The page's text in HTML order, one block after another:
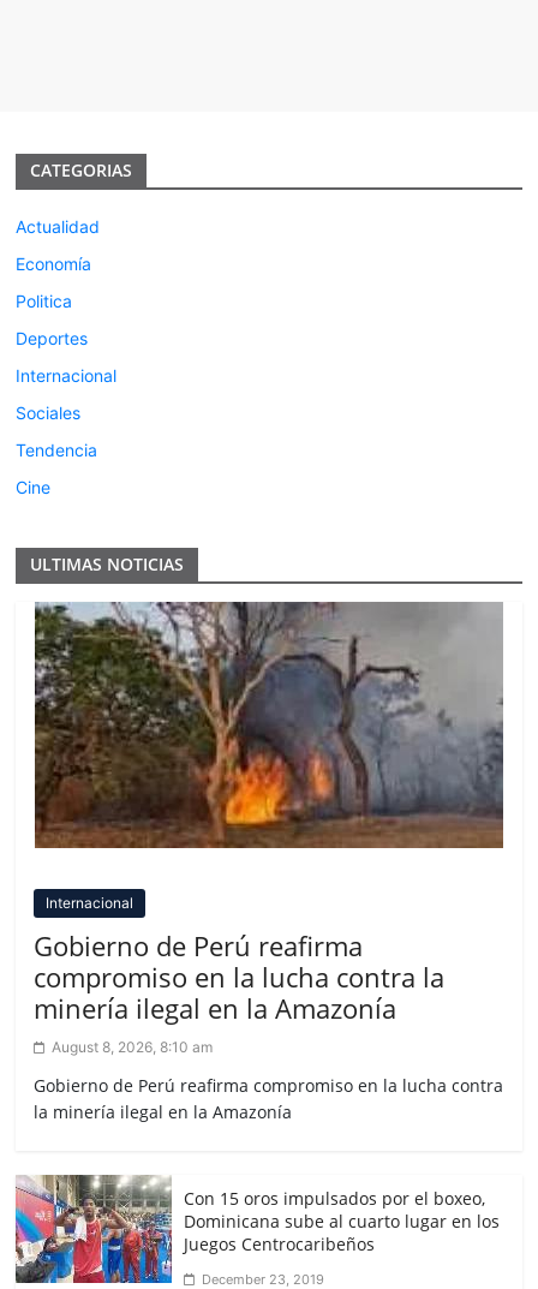
CATEGORIAS
Actualidad
Economía
Politica
Deportes
Internacional
Sociales
Tendencia
Cine
ULTIMAS NOTICIAS
Internacional
Gobierno de Perú reafirma
compromiso en la lucha contra la
minería ilegal en la Amazonía
August 8, 2026, 8:10 am
Gobierno de Perú reafirma compromiso en la lucha contra
la minería ilegal en la Amazonía
Con 15 oros impulsados por el boxeo,
Dominicana sube al cuarto lugar en los
Juegos Centrocaribeños
December 23, 2019